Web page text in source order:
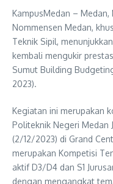
KampusMedan – Medan,
Nommensen Medan,
Teknik Sipil,
kembali mengukir
Sumut Building
2023).
Kegiatan ini merupakan
Politeknik Negeri Medan
(2/12/2023) di Grand
merupakan Kompetisi
aktif D3/D4 dan S1
dengan mengangkat